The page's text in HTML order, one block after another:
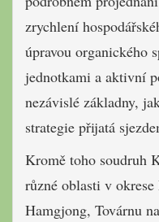
zrychlení
úpravou organického
jednotkami a aktivní
nezávislé základny,
strategie přijatá
Kromě toho soudruh
různé oblasti v
Hamgjong, Továrnu